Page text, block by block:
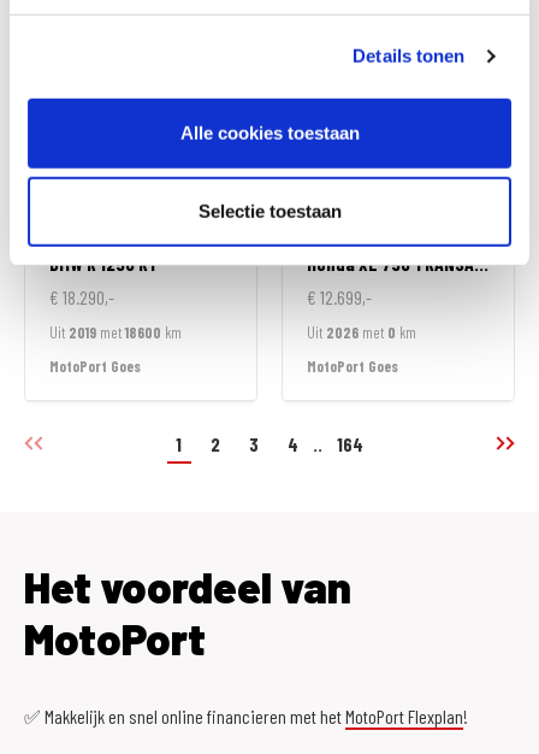
Details tonen
Alle cookies toestaan
Selectie toestaan
MotoPort Goes
MotoPort Leek
BMWR 1250 RT
€ 18.290,-
Uit 2019 met18600 km
MotoPort Goes
HondaXL 750 TRANSALP
€ 12.699,-
Uit 2026 met 0 km
MotoPort Goes
1 2 3 4 .. 164
Het voordeel van
MotoPort
✅ Makkelijk en snel online financieren met hetMotoPort Flexplan!